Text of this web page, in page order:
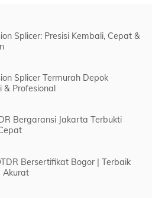
Splicer: Presisi Kembali, Cepat &
Splicer Termurah Depok
& Profesional
Bergaransi Jakarta Terbukti
Bersertifikat Bogor | Terbaik
Akurat